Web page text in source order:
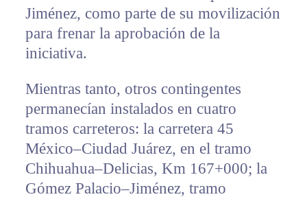
Jiménez, como parte de su movilización
para frenar la aprobación de la
iniciativa.
Mientras tanto, otros contingentes
permanecían instalados en cuatro
tramos carreteros: la carretera 45
México–Ciudad Juárez, en el tramo
Chihuahua–Delicias, Km 167+000; la
Gómez Palacio–Jiménez, tramo